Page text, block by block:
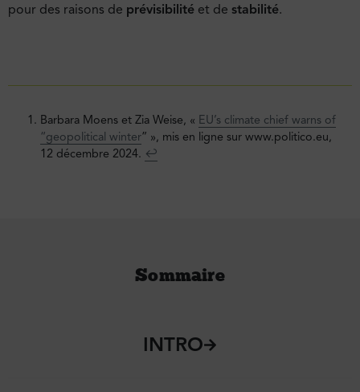
pour des raisons de prévisibilité et de stabilité.
Barbara Moens et Zia Weise, « EU’s climate chief warns of
“geopolitical winter” », mis en ligne sur www.politico.eu,
12 décembre 2024. ↩︎
Sommaire
INTRO